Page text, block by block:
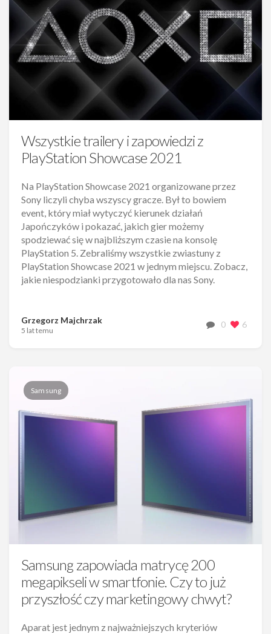
Wszystkie trailery i zapowiedzi z
PlayStation Showcase 2021
Na PlayStation Showcase 2021 organizowane przez
Sony liczyli chyba wszyscy gracze. Był to bowiem
event, który miał wytyczyć kierunek działań
Japończyków i pokazać, jakich gier możemy
spodziewać się w najbliższym czasie na konsolę
PlayStation 5. Zebraliśmy wszystkie zwiastuny z
PlayStation Showcase 2021 w jednym miejscu. Zobacz,
jakie niespodzianki przygotowało dla nas Sony.
Grzegorz Majchrzak
5 lat temu
0 6
Samsung
Samsung zapowiada matrycę 200
megapikseli w smartfonie. Czy to już
przyszłość czy marketingowy chwyt?
Aparat jest jednym z najważniejszych kryteriów